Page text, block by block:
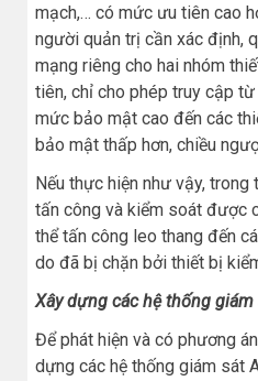
mạch,… có mức ưu tiên cao
người quản trị cần xác định,
mạng riêng cho hai nhóm
tiên, chỉ cho phép truy cập
mức bảo mật cao đến các
bảo mật thấp hơn, chiều
Nếu thực hiện như vậy,
tấn công và kiểm soát được
thể tấn công leo thang đến
do đã bị chặn bởi thiết bị
Xây dựng các hệ thống giám
Để phát hiện và có phương
dựng các hệ thống giám sát